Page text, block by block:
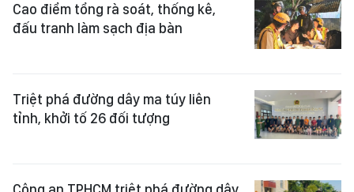
Cao điểm tổng rà soát, thống kê,
đấu tranh làm sạch địa bàn
Triệt phá đường dây ma túy liên
tỉnh, khởi tố 26 đối tượng